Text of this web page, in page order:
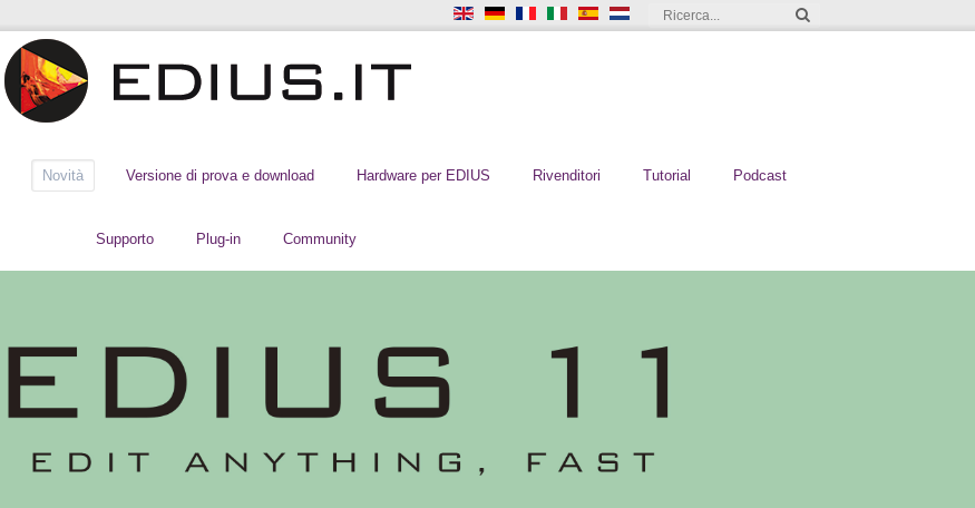
Novità Versione di prova e download Hardware per EDIUS Rivenditori Tutorial Podcast
Supporto Plug-in Community